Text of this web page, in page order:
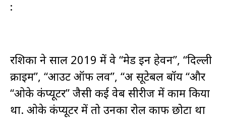
:
रशिका ने साल 2019 में वे “मेड इन हेवन”, “दिल्ली
क्राइम”, “आउट ऑफ लव”, “अ सूटेबल बॉय “और
“ओके कंप्यूटर” जैसी कई वेब सीरीज में काम किया
था. ओके कंप्यूटर में तो उनका रोल काफी छोटा था